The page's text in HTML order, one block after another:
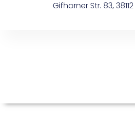
Gifhorner Str. 83,